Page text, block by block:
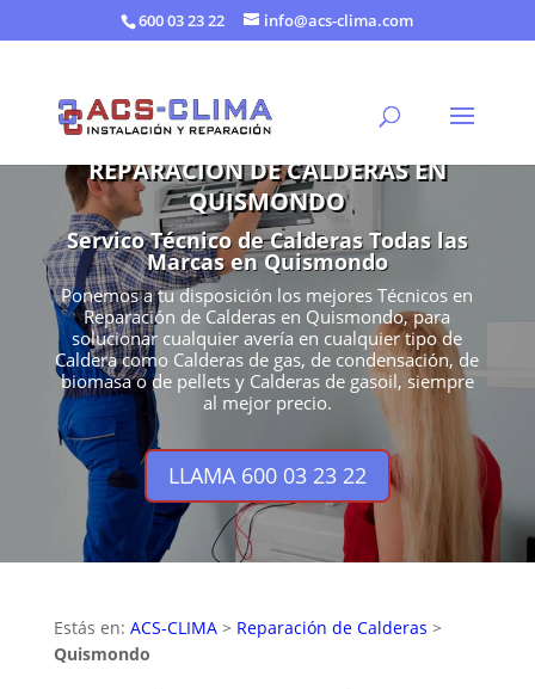
600 03 23 22 info@acs-clima.com
REPARACIÓN DE CALDERAS EN
QUISMONDO
Servico Técnico de Calderas Todas las
Marcas en Quismondo
Ponemos a tu disposición los mejores Técnicos en
Reparación de Calderas en Quismondo, para
solucionar cualquier avería en cualquier tipo de
Caldera como Calderas de gas, de condensación, de
biomasa o de pellets y Calderas de gasoil, siempre
al mejor precio.
LLAMA 600 03 23 22
Estás en: ACS-CLIMA> Reparación de Calderas >
Quismondo